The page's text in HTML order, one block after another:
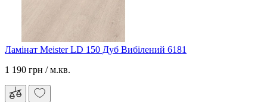
Ламінат Meister LD 150 Дуб Вибілений 6181
1 190 грн / м.кв.